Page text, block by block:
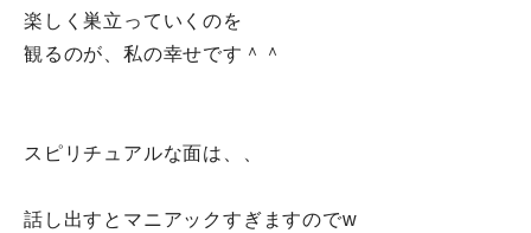
楽しく巣立っていくのを
観るのが、私の幸せです＾＾
スピリチュアルな面は、、
話し出すとマニアックすぎますのでw